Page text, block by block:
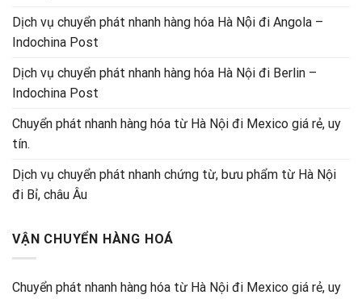
Dịch vụ chuyển phát nhanh hàng hóa Hà Nội đi Angola –
Indochina Post
Dịch vụ chuyển phát nhanh hàng hóa Hà Nội đi Berlin –
Indochina Post
Chuyển phát nhanh hàng hóa từ Hà Nội đi Mexico giá rẻ, uy
tín.
Dịch vụ chuyển phát nhanh chứng từ, bưu phẩm từ Hà Nội
đi Bỉ, châu Âu
VẬN CHUYỂN HÀNG HOÁ
Chuyển phát nhanh hàng hóa từ Hà Nội đi Mexico giá rẻ, uy